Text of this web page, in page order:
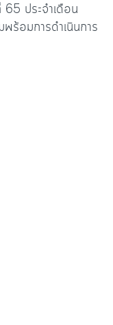
ประจำเดือน
ร้อมการดำเนินการ